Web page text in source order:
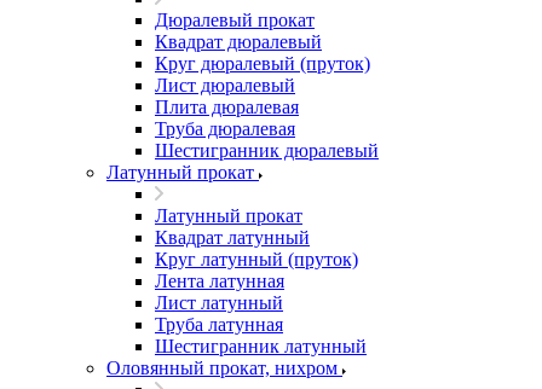
Дюралевый прокат
Квадрат дюралевый
Круг дюралевый (пруток)
Лист дюралевый
Плита дюралевая
Труба дюралевая
Шестигранник дюралевый
Латунный прокат
Латунный прокат
Квадрат латунный
Круг латунный (пруток)
Лента латунная
Лист латунный
Труба латунная
Шестигранник латунный
Оловянный прокат, нихром